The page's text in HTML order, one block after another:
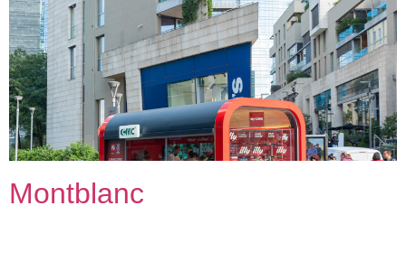
Montblanc